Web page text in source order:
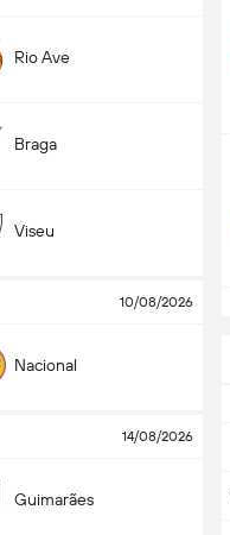
Rio Ave
Braga
Viseu
10/08/2026
Nacional
14/08/2026
Guimarães